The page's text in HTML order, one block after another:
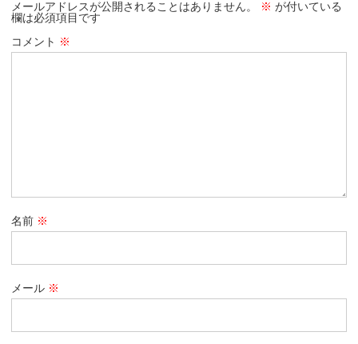
メールアドレスが公開されることはありません。 ※ が付いている
欄は必須項目です
コメント ※
名前 ※
メール ※